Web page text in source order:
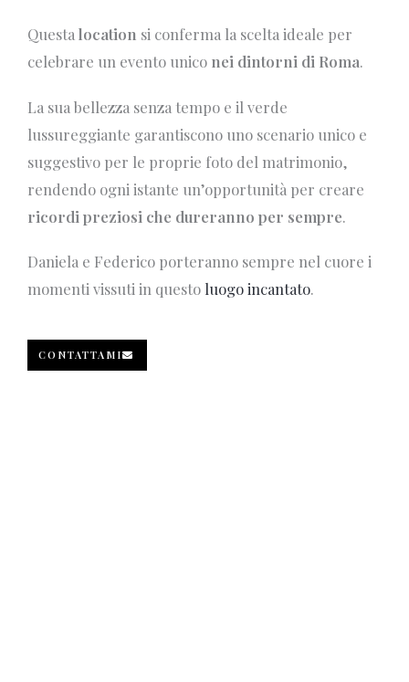
Questa location si conferma la scelta ideale per
celebrare un evento unico nei dintorni di Roma.
La sua bellezza senza tempo e il verde
lussureggiante garantiscono uno scenario unico e
suggestivo per le proprie foto del matrimonio,
rendendo ogni istante un’opportunità per creare
ricordi preziosi che dureranno per sempre.
Daniela e Federico porteranno sempre nel cuore i
momenti vissuti in questo luogo incantato.
CONTATTAMI